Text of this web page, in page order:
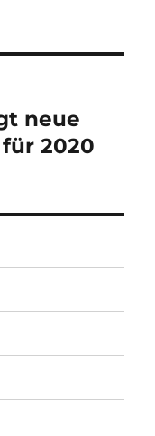
neue
2020